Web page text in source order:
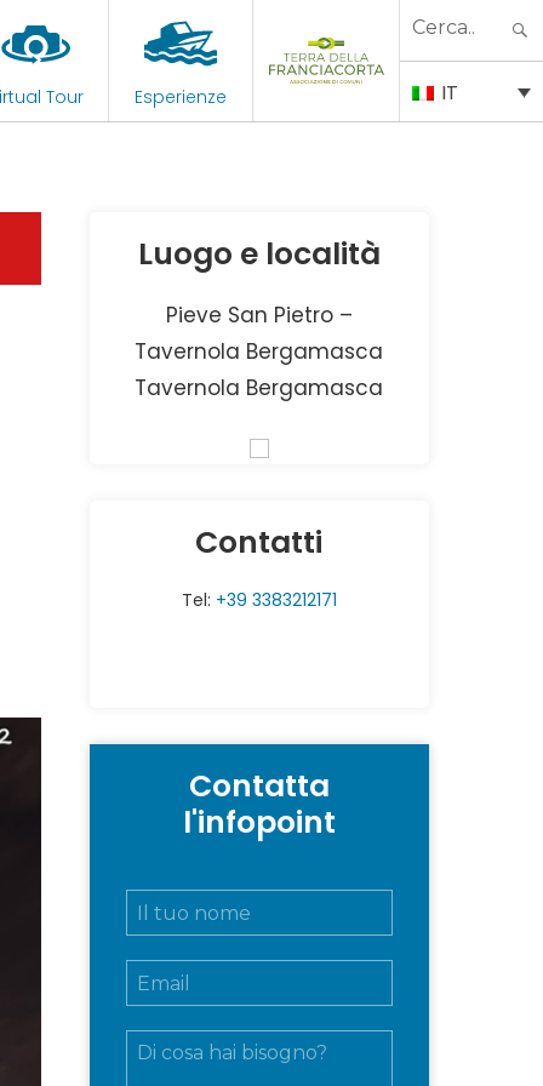
Tour Esperienze
Search
IT
Luogo e località
Pieve San Pietro –
Tavernola Bergamasca
Tavernola Bergamasca
Contatti
Tel: +39 3383212171
Contatta
l'infopoint
N
E
m
M